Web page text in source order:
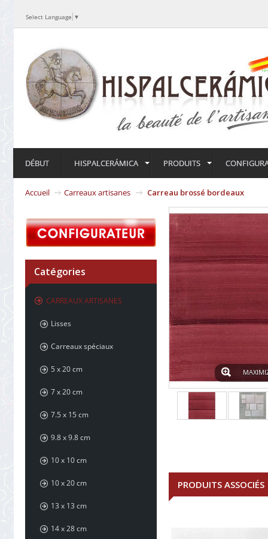
Select Language ▼
DÉBUT HISPALCERÁMICA PRODUITS
Accueil Carreaux artisanes Carreau brossé bordeaux
Catégories
CARREAUX ARTISANES
Lisses
Carreaux spéciaux
5 x 20 cm
7 x 20 cm
7.5 x 15 cm
9.8 x 9.8 cm
10 x 10 cm
10 x 20 cm
13 x 13 cm
14 x 28 cm
PRODUITS ASSOCIÉS